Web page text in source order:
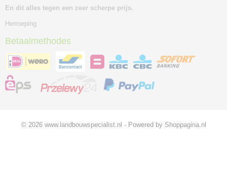
En dit alles tegen een zeer scherpe prijs.
Herroeping
Betaalmethodes
© 2026 www.landbouwspecialist.nl - Powered by Shoppagina.nl